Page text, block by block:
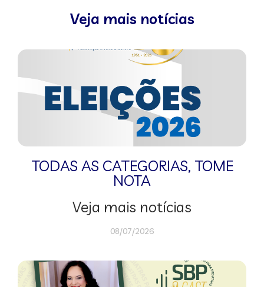
Veja mais notícias
TODAS AS CATEGORIAS, TOME
NOTA
Veja mais notícias
08/07/2026